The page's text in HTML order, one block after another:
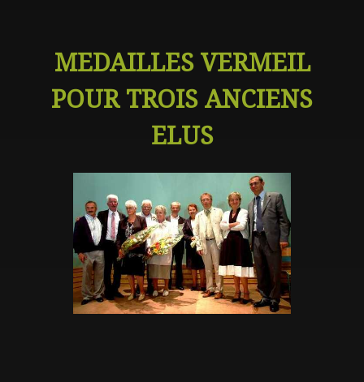
MEDAILLES VERMEIL
POUR TROIS ANCIENS
ELUS